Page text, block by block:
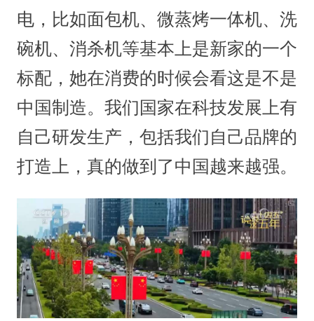
电，比如面包机、微蒸烤一体机、洗
碗机、消杀机等基本上是新家的一个
标配，她在消费的时候会看这是不是
中国制造。我们国家在科技发展上有
自己研发生产，包括我们自己品牌的
打造上，真的做到了中国越来越强。